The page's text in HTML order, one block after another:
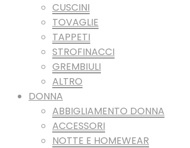
CUSCINI
TOVAGLIE
TAPPETI
STROFINACCI
GREMBIULI
ALTRO
DONNA
ABBIGLIAMENTO DONNA
ACCESSORI
NOTTE E HOMEWEAR